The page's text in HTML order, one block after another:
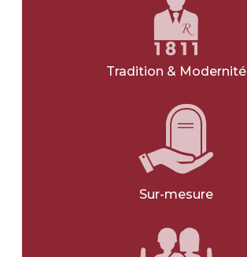
Tradition & Modernité
Sur-mesure